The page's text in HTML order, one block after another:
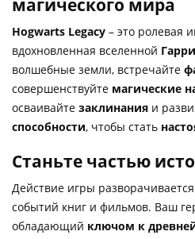
магического мира
Hogwarts Legacy – это ролевая
вдохновленная вселенной
волшебные земли, встречайте
совершенствуйте магические
осваивайте заклинания и
способности, чтобы стать
Станьте частью
Действие игры
событий книг и фильмов. Ваш
обладающий ключом к